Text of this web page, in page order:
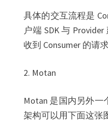
具体的交互流程是
户端 SDK 与
收到 Consumer 的请
2. Motan
Motan 是国内另外一
架构可以用下面这张